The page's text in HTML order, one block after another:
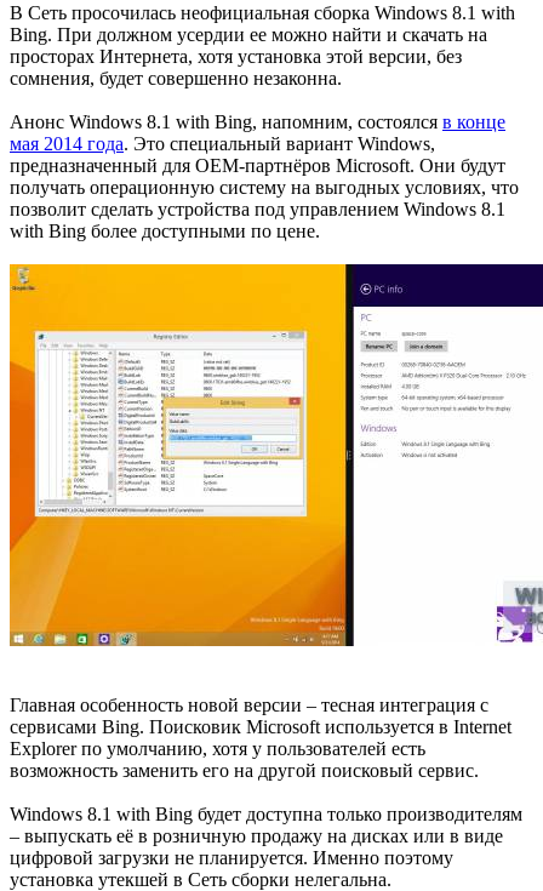
В Сеть просочилась неофициальная сборка Windows 8.1 with
Bing. При должном усердии ее можно найти и скачать на
просторах Интернета, хотя установка этой версии, без
сомнения, будет совершенно незаконна.
Анонс Windows 8.1 with Bing, напомним, состоялся в конце
мая 2014 года. Это специальный вариант Windows,
предназначенный для OEM-партнёров Microsoft. Они будут
получать операционную систему на выгодных условиях, что
позволит сделать устройства под управлением Windows 8.1
with Bing более доступными по цене.
Главная особенность новой версии – тесная интеграция с
сервисами Bing. Поисковик Microsoft используется в Internet
Explorer по умолчанию, хотя у пользователей есть
возможность заменить его на другой поисковый сервис.
Windows 8.1 with Bing будет доступна только производителям
– выпускать её в розничную продажу на дисках или в виде
цифровой загрузки не планируется. Именно поэтому
установка утекшей в Сеть сборки нелегальна.